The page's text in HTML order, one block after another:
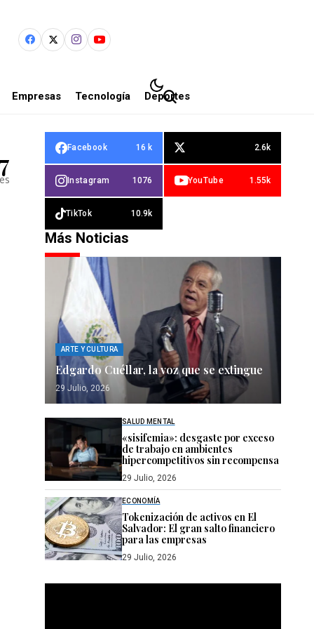
Empresas Tecnología Deportes
7 Facebook 16 k 2.6k
Instagram 1076 YouTube 1.55k
TikTok 10.9k
Más Noticias
ARTE Y CULTURA
Edgardo Cuéllar, la voz que se extingue
29 Julio, 2026
SALUD MENTAL
«sisifemia»: desgaste por exceso
de trabajo en ambientes
hipercompetitivos sin recompensa
29 Julio, 2026
ECONOMÍA
Tokenización de activos en El
Salvador: El gran salto financiero
para las empresas
29 Julio, 2026